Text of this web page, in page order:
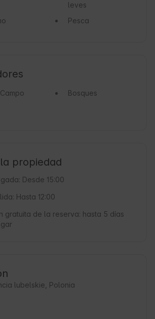
leves
Pesca
Bosques
propiedad
Desde 15:00
Hasta 12:00
gratuita de la reserva: hasta 5 días
lubelskie, Polonia